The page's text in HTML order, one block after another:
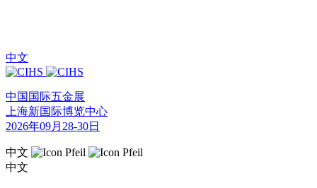
中文
中国国际五金展
上海新国际博览中心
2026年09月28-30日
中文
中文